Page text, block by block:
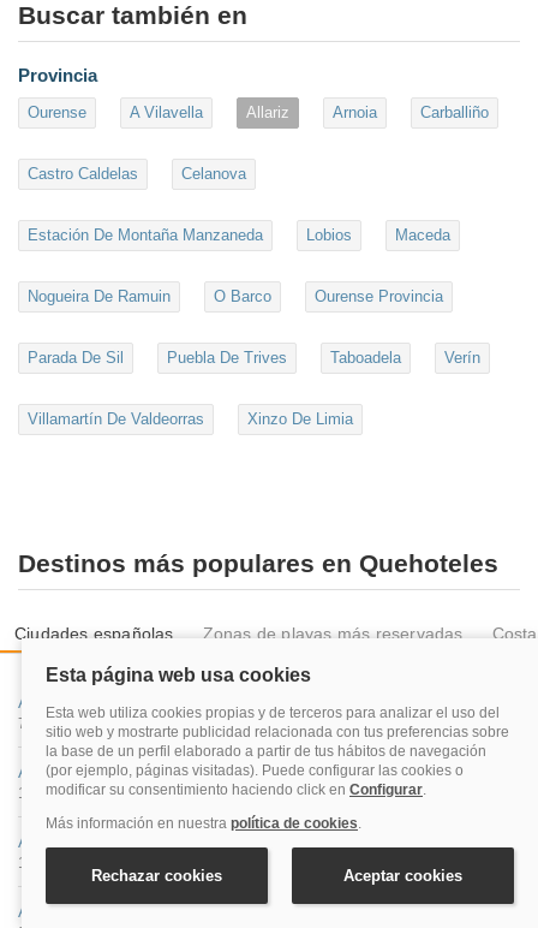
Buscar también en
Provincia
Ourense A Vilavella Allariz Arnoia Carballiño
Castro Caldelas Celanova
Estación De Montaña Manzaneda Lobios Maceda
Nogueira De Ramuin O Barco Ourense Provincia
Parada De Sil Puebla De Trives Taboadela Verín
Villamartín De Valdeorras Xinzo De Limia
Destinos más populares en Quehoteles
Ciudades españolas Zonas de playas más reservadas
A Coruña
71 hoteles
Albacete
19 hoteles
Alicante
125 hoteles
Almería